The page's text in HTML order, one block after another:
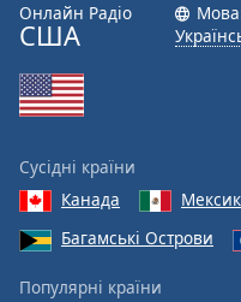
Онлайн Радіо
США
Сусідні країни
Канада
Багамські Острови
Популярні країни